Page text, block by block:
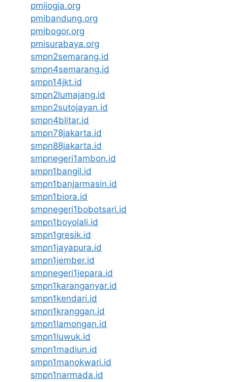
pmijogja.org
pmibandung.org
pmibogor.org
pmisurabaya.org
smpn2semarang.id
smpn4semarang.id
smpn14jkt.id
smpn2lumajang.id
smpn2sutojayan.id
smpn4blitar.id
smpn78jakarta.id
smpn88jakarta.id
smpnegeri1ambon.id
smpn1bangil.id
smpn1banjarmasin.id
smpn1biora.id
smpnegeri1bobotsari.id
smpn1boyolali.id
smpn1gresik.id
smpn1jayapura.id
smpn1jember.id
smpnegeri1jepara.id
smpn1karanganyar.id
smpn1kendari.id
smpn1kranggan.id
smpn1lamongan.id
smpn1luwuk.id
smpn1madiun.id
smpn1manokwari.id
smpn1narmada.id